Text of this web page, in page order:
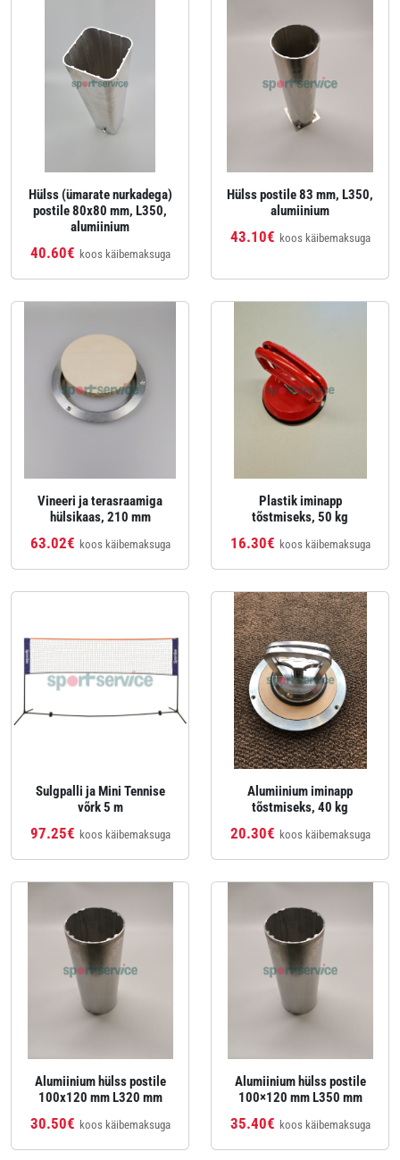
Hülss (ümarate nurkadega)
postile 80x80 mm, L350,
alumiinium
40.60€ koos käibemaksuga
Hülss postile 83 mm, L350,
alumiinium
43.10€ koos käibemaksuga
Vineeri ja terasraamiga
hülsikaas, 210 mm
63.02€ koos käibemaksuga
Plastik iminapp
tõstmiseks, 50 kg
16.30€ koos käibemaksuga
Sulgpalli ja Mini Tennise
võrk 5 m
97.25€ koos käibemaksuga
Alumiinium iminapp
tõstmiseks, 40 kg
20.30€ koos käibemaksuga
Alumiinium hülss postile
100x120 mm L320 mm
30.50€ koos käibemaksuga
Alumiinium hülss postile
100×120 mm L350 mm
35.40€ koos käibemaksuga